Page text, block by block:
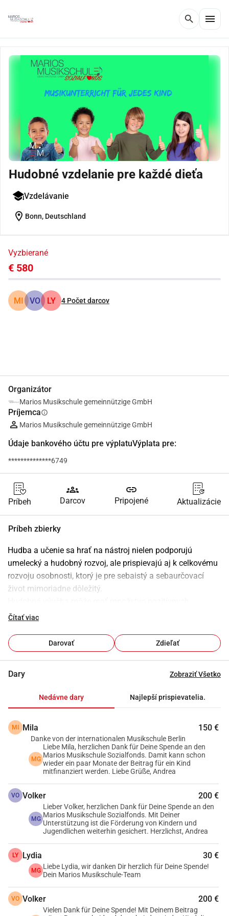
search menu
Hudobné vzdelanie pre každé dieťa
Vzdelávanie
location_on Bonn, Deutschland
Vyzbierané
€ 580
MI VO LY 4 Počet darcov
Organizátor
Marios Musikschule gemeinnützige GmbH
Príjemcainfo
Marios Musikschule gemeinnützige GmbH
Údaje bankového účtu pre výplatuVýplata pre:
**************6749
Príbeh
groups
Darcov
link
Pripojené Aktualizácie
Príbeh zbierky
Hudba a učenie sa hrať na nástroj nielen podporujú
umelecký a hudobný rozvoj, ale prispievajú aj k celkovému
rozvoju osobnosti, ktorý je pre sebaistý a sebaurčovací
život mimoriadne dôležitý.
dopadov na vývoj detí a mladistvých. Tu sú niektoré z
1.
Podpora vlastnej iniciatívy: Učenie sa hrať na nástroj si
vyžaduje angažovanosť a vlastnú iniciatívu. Deti a
samostatne riešiť problémy. To prispieva k rozvoju
Rozvoj ochoty pracovať:
Hudba často vyžaduje tvrdú
pokroku. Výzvy pri učení sa hrať na nástroj podporujú
pozitívny prístup k práci a ochotu usilovať sa o dosiahnutie
cieľov.
Podpora vytrvalosti: Hudobná výučba si vyžaduje
rozvíjať vytrvalosť a odolnosť, čo je užitočné aj v iných
oblastiach života.
Zvýšenie schopnosti sústrediť sa: Hranie na nástroj si
vyžaduje sústredenie a pozornosť na detaily ako noty,
rytmus a techniku. Tieto zručnosti môžu pozitívne
ovplyvniť celkovú schopnosť sústrediť sa žiakov.
Podpora sociálnych zručností: Hranie v skupinách, či už
tímovú prácu, komunikáciu a pochopenie významu
individuálnych príspevkov k celkovému výsledku.
Čítať viac
Darovať Zdieľať
Dary Zobraziť Všetko
Nedávne dary Najlepší prispievatelia.
MI Mila 150 €
Danke von der internationalen Musikschule Berlin
MG
Liebe Mila, herzlichen Dank für Deine Spende an den
Marios Musikschule Sozialfonds. Damit kann schon
wieder ein paar Monate der Beitrag für ein Kind
mitfinanziert werden. Liebe Grüße, Andrea
VO Volker 200 €
MG
Lieber Volker, herzlichen Dank für Deine Spende an den
Marios Musikschule Sozialfonds. Mit Deiner
Unterstützung ist die Förderung von Kindern und
Jugendlichen weiterhin gesichert. Herzlichst, Andrea
LY Lydia 30 €
MG Liebe Lydia, wir danken Dir herzlich für Deine Spende!
Dein Marios Musikschule-Team
VO Volker 200 €
Vielen Dank für Deine Spende! Mit Deinem Beitrag